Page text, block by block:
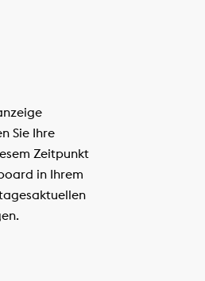
Sie Ihre
Zeitpunkt
in Ihrem